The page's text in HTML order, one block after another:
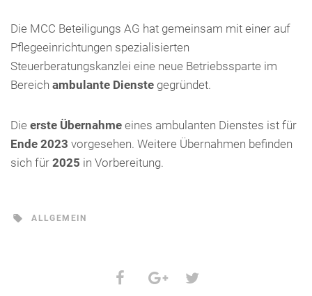
Die MCC Beteiligungs AG hat gemeinsam mit einer auf
Pflegeeinrichtungen spezialisierten
Steuerberatungskanzlei eine neue Betriebssparte im
Bereich ambulante Dienste gegründet.
Die erste Übernahme eines ambulanten Dienstes ist für
Ende 2023 vorgesehen. Weitere Übernahmen befinden
sich für 2025 in Vorbereitung.
ALLGEMEIN